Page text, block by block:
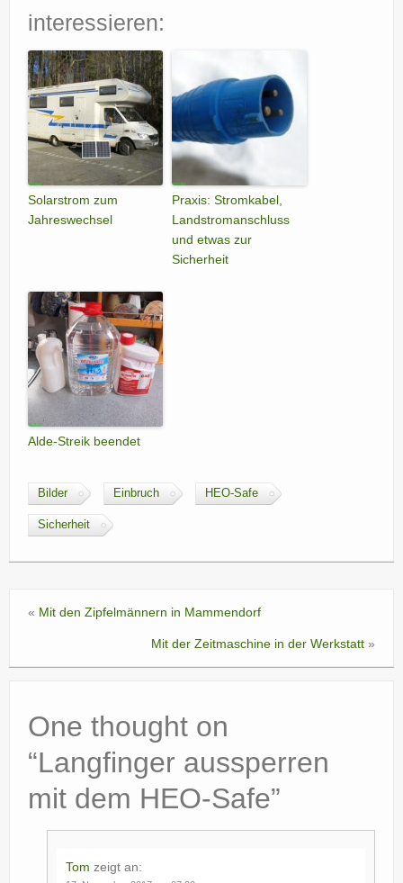
interessieren:
Solarstrom zum
Jahreswechsel
Praxis: Stromkabel,
Landstromanschluss
und etwas zur
Sicherheit
Alde-Streik beendet
Bilder Einbruch HEO-Safe
Sicherheit
« Mit den Zipfelmännern in Mammendorf
Mit der Zeitmaschine in der Werkstatt »
One thought on
“Langfinger aussperren
mit dem HEO-Safe”
Tom zeigt an: